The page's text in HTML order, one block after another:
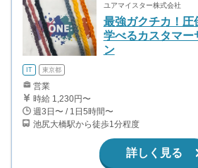
ユアマイスター株式会社
最強ガクチカ！圧
学べるカスタマー
ン
IT 東京都
営業
時給 1,230円〜
週3日〜 / 1日5時間〜
池尻大橋駅から徒歩1分程度
詳しく見る